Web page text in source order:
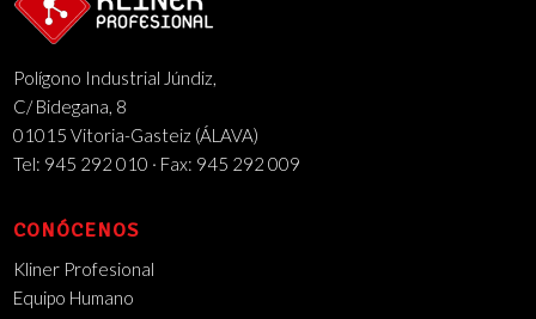
Polígono Industrial Júndiz,
C/ Bidegana, 8
01015 Vitoria-Gasteiz (ÁLAVA)
Tel: 945 292 010 · Fax: 945 292 009
CONÓCENOS
Kliner Profesional
Equipo Humano